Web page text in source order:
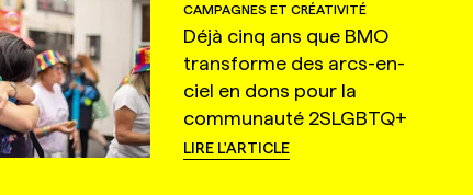
CAMPAGNES ET CRÉATIVITÉ
Déjà cinq ans que BMO
transforme des arcs-en-
ciel en dons pour la
communauté 2SLGBTQ+
LIRE L'ARTICLE